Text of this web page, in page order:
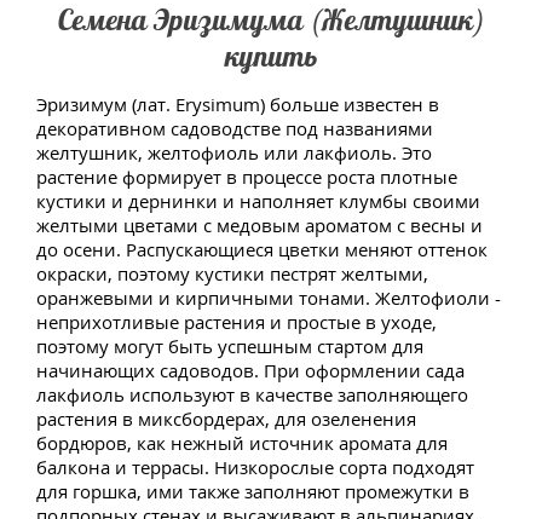
Семена Эризимума (Желтушник)
купить
Эризимум (лат. Erysimum) больше известен в
декоративном садоводстве под названиями
желтушник, желтофиоль или лакфиоль. Это
растение формирует в процессе роста плотные
кустики и дернинки и наполняет клумбы своими
желтыми цветами с медовым ароматом с весны и
до осени. Распускающиеся цветки меняют оттенок
окраски, поэтому кустики пестрят желтыми,
оранжевыми и кирпичными тонами. Желтофиоли -
неприхотливые растения и простые в уходе,
поэтому могут быть успешным стартом для
начинающих садоводов. При оформлении сада
лакфиоль используют в качестве заполняющего
растения в миксбордерах, для озеленения
бордюров, как нежный источник аромата для
балкона и террасы. Низкорослые сорта подходят
для горшка, ими также заполняют промежутки в